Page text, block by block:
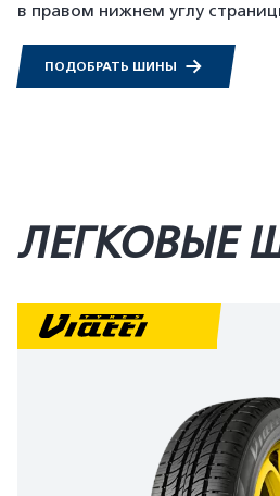
в правом нижнем углу
ПОДОБРАТЬ ШИНЫ
ЛЕГКОВЫЕ